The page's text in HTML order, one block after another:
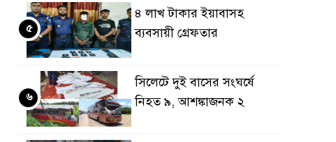
৪ লাখ টাকার ইয়াবাসহ
ব্যবসায়ী গ্রেফতার
৫
সিলেটে দুই বাসের সংঘর্ষে
নিহত ৯, আশঙ্কাজনক ২
৬